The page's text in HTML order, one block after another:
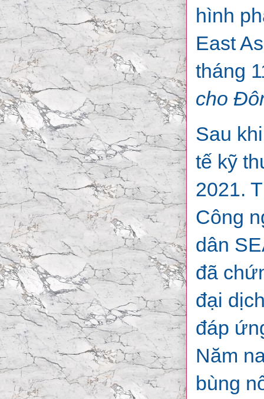
hình
East
tháng
cho
Sau
tế kỹ
2021.
Công
dân
đã
đại
đáp
Năm
bùng